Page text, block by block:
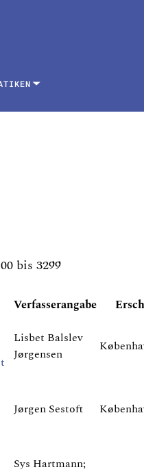
bis 3299
Verfasserangabe
Lisbet Balslev
Jørgensen
Jørgen Sestoft
Sys Hartmann;